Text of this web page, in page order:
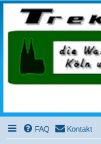
trekcologne.de
Wanderungen rund um Köln
FAQ Kontakt